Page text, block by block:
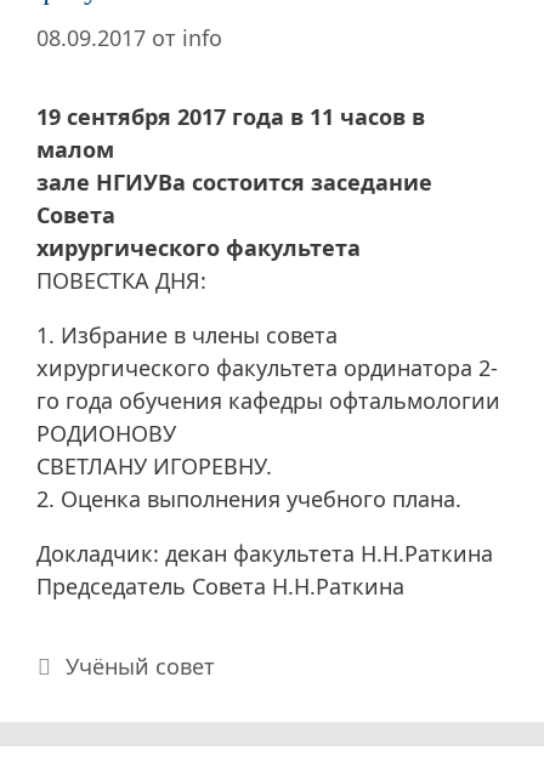
08.09.2017 от info
19 сентября 2017 года в 11 часов в
малом
зале НГИУВа состоится заседание
Совета
хирургического факультета
ПОВЕСТКА ДНЯ:
1. Избрание в члены совета
хирургического факультета ординатора 2-
го года обучения кафедры офтальмологии
РОДИОНОВУ
СВЕТЛАНУ ИГОРЕВНУ.
2. Оценка выполнения учебного плана.
Докладчик: декан факультета Н.Н.Раткина
Председатель Совета Н.Н.Раткина
Рубрики
Учёный совет